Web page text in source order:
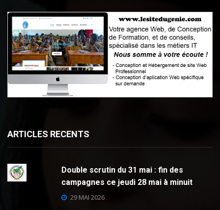
ARTICLES RECENTS
Double scrutin du 31 mai : fin des
campagnes ce jeudi 28 mai à minuit
29 MAI 2026